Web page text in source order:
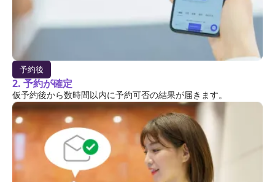
予約後
2. 予約が確定
仮予約後から数時間以内に予約可否の結果が届きます。